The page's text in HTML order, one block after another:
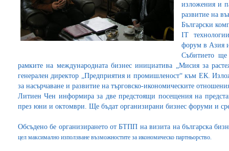
изложения и
развитие на
Български
IT
форум в Азия
Събитието
рамките на международната бизнес инициатива „Мисия за
генерален директор „Предприятия и промишленост“ към ЕК.
за насърчаване и развитие на търговско-икономическите
Литиен Чен информира за две предстоящи посещения на
през юни и октомври. Ще бъдат организирани бизнес форуми и
Обсъденo бе организирането от БТПП на визита на българска
цел максимално използване възможностите за икономическо партньорство.